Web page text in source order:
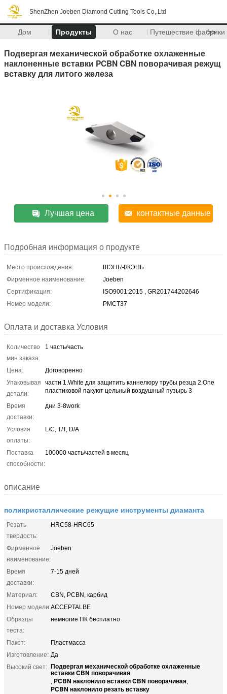
ShenZhen Joeben Diamond Cutting Tools Co,.Ltd
Дом Продукты О нас Путешествие фабрики
>>
Подвергая механической обработке охлаженные
наклоненные вставки PCBN CBN поворачивая режущ
вставку для литого железа
Лучшая цена контактные данные
Подробная информация о продукте
Место происхождения:
ШЭНЬЧЖЭНЬ
Фирменное наименование:
Joeben
Сертификация:
ISO9001:2015 , GR201744202646
Номер модели:
PMCT37
Оплата и доставка Условия
Количество
мин заказа:
1 часть/часть
Цена:
Договоренно
Упаковывая
детали:
части 1.White для защитить каннелюру трубы резца 2.One
пластиковой пакуют цельный воздушный пузырь 3
Время
доставки:
дни 3-8work
Условия
оплаты:
L/C, T/T, D/A
Поставка
способности:
100000 часть/частей в месяц
описание
поликристаллические режущие инструменты диаманта
Резать
твердость:
HRC58-HRC65
Фирменное
наименование:
Joeben
Время
доставки:
7-15 дней
Материал:
CBN, PCBN, карбид
Номер модели:ACCEPTALBE
Образцы
теста:
немногие ПК бесплатно
Пакет:
Пластмасса
Изготовление: Да
Высокий свет: Подвергая механической обработке охлаженные
вставки CBN поворачивая
, PCBN наклонило вставки CBN поворачивая,
PCBN наклонило резать вставку